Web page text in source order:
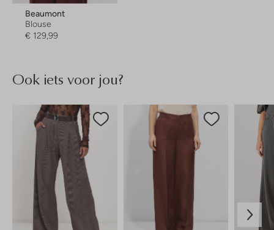
Beaumont
Blouse
€ 129,99
Ook iets voor jou?